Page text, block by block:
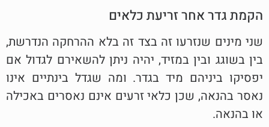
הקמת גדר אחר זריעת כלאים
שני מינים שנזרעו זה בצד זה בלא ההרחקה הנדרשת,
בין בשוגג ובין במזיד, יהיה ניתן להשאירם לגדול אם
יפסיקו ביניהם מיד בגדר. ומה שגדל בינתיים אינו
נאסר בהנאה, שכן כלאי זרעים אינם נאסרים באכילה
או בהנאה.